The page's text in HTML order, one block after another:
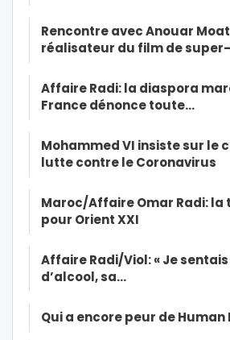
Rencontre avec Anouar
réalisateur du film de
Affaire Radi: la diaspora
France dénonce toute…
Mohammed VI insiste sur le
lutte contre le Coronavirus
Maroc/Affaire Omar Radi: la
pour Orient XXI
Affaire Radi/Viol: « Je
d’alcool, sa…
Qui a encore peur de Human